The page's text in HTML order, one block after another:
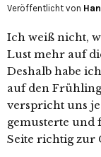
Veröffentlicht von
Ich weiß nicht,
Lust mehr auf
Deshalb habe
auf den
verspricht uns
gemusterte und
Seite richtig zur